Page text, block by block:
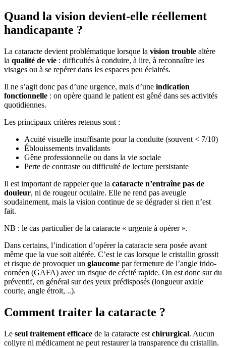
Quand la vision devient‑elle réellement
handicapante ?
La cataracte devient problématique lorsque la vision trouble altère
la qualité de vie : difficultés à conduire, à lire, à reconnaître les
visages ou à se repérer dans les espaces peu éclairés.
Il ne s’agit donc pas d’une urgence, mais d’une indication
fonctionnelle : on opère quand le patient est gêné dans ses activités
quotidiennes.
Les principaux critères retenus sont :
Acuité visuelle insuffisante pour la conduite (souvent < 7/10)
Éblouissements invalidants
Gêne professionnelle ou dans la vie sociale
Perte de contraste ou difficulté de lecture persistante
Il est important de rappeler que la cataracte n’entraîne pas de
douleur, ni de rougeur oculaire. Elle ne rend pas aveugle
soudainement, mais la vision continue de se dégrader si rien n’est
fait.
NB : le cas particulier de la cataracte « urgente à opérer ».
Dans certains, l’indication d’opérer la cataracte sera posée avant
même que la vue soit altérée. C’est le cas lorsque le cristallin grossit
et risque de provoquer un glaucome par fermeture de l’angle irido-
cornéen (GAFA) avec un risque de cécité rapide. On est donc sur du
préventif, en général sur des yeux prédisposés (longueur axiale
courte, angle étroit, ..).
Comment traiter la cataracte ?
Le seul traitement efficace de la cataracte est chirurgical. Aucun
collyre ni médicament ne peut restaurer la transparence du cristallin.